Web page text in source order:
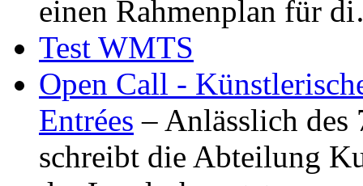
einen Rahmenplan für
Test WMTS
Open Call -
Entrées – Anlässlich
schreibt die Abteilung